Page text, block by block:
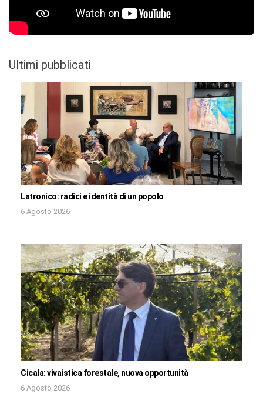
Ultimi pubblicati
Latronico: radici e identità di un popolo
6 Agosto 2026
Cicala: vivaistica forestale, nuova opportunità
6 Agosto 2026